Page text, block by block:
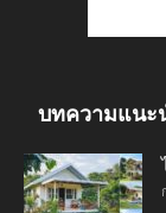
บทความแนะ